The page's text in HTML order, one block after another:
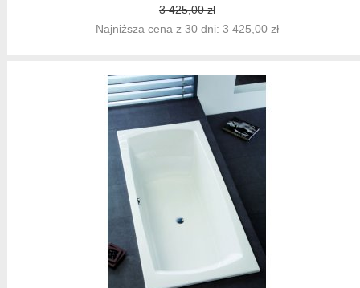
3 425,00 zł
Najniższa cena z 30 dni: 3 425,00 zł